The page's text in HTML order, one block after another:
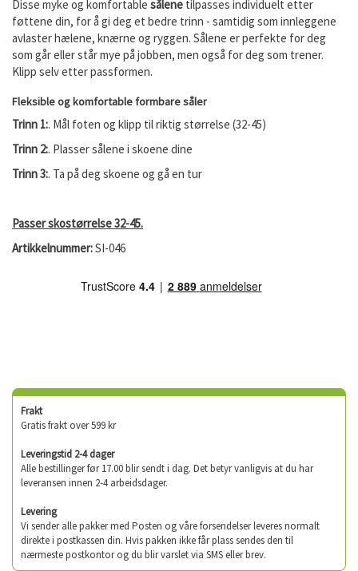
Disse myke og komfortable sålene tilpasses individuelt etter
føttene din, for å gi deg et bedre trinn - samtidig som innleggene
avlaster hælene, knærne og ryggen. Sålene er perfekte for deg
som går eller står mye på jobben, men også for deg som trener.
Klipp selv etter passformen.
Fleksible og komfortable formbare såler
Trinn 1:. Mål foten og klipp til riktig størrelse (32-45)
Trinn 2:. Plasser sålene i skoene dine
Trinn 3:. Ta på deg skoene og gå en tur
Passer skostørrelse 32-45.
Artikkelnummer:SI-046
Frakt
Gratis frakt over 599 kr
Leveringstid 2-4 dager
Alle bestillinger før 17.00 blir sendt i dag. Det betyr vanligvis at du har
leveransen innen 2-4 arbeidsdager.
Levering
Vi sender alle pakker med Posten og våre forsendelser leveres normalt
direkte i postkassen din. Hvis pakken ikke får plass sendes den til
nærmeste postkontor og du blir varslet via SMS eller brev.